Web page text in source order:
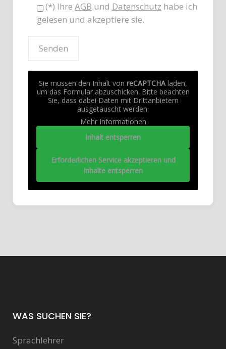
(*) Ihre AGB und Datenschutz habe ich
gelesen und akzeptiere sie.
Sie müssen den Inhalt von reCAPTCHAladen,
um das Formular abzuschicken. Bitte beachten
Sie, dass dabei Daten mit Drittanbietern
ausgetauscht werden.
Mehr Informationen
Inhalt entsperren
Erforderlichen Service akzeptieren und
Inhalte entsperren
WAS SUCHEN SIE?
Sprachlehrer